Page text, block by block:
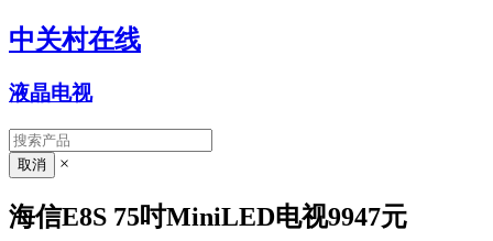
中关村在线
液晶电视
×
海信E8S 75吋MiniLED电视9947元